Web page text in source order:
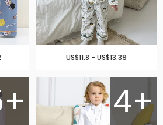
US$11.8 - US$13.39
4+